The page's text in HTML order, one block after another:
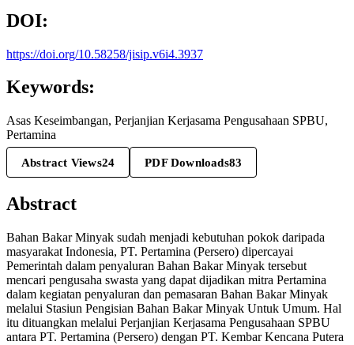
DOI:
https://doi.org/10.58258/jisip.v6i4.3937
Keywords:
Asas Keseimbangan, Perjanjian Kerjasama Pengusahaan SPBU,
Pertamina
Abstract Views24 PDF Downloads83
Abstract
Bahan Bakar Minyak sudah menjadi kebutuhan pokok daripada
masyarakat Indonesia, PT. Pertamina (Persero) dipercayai
Pemerintah dalam penyaluran Bahan Bakar Minyak tersebut
mencari pengusaha swasta yang dapat dijadikan mitra Pertamina
dalam kegiatan penyaluran dan pemasaran Bahan Bakar Minyak
melalui Stasiun Pengisian Bahan Bakar Minyak Untuk Umum. Hal
itu dituangkan melalui Perjanjian Kerjasama Pengusahaan SPBU
antara PT. Pertamina (Persero) dengan PT. Kembar Kencana Putera